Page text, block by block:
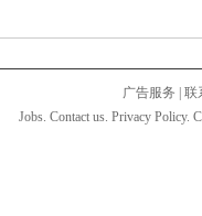
广告服务
联
Jobs. Contact us. Privacy Policy.